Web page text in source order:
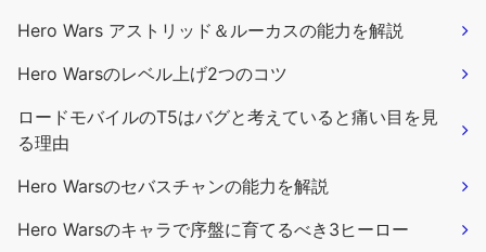
Hero Wars アストリッド＆ルーカスの能力を解説
Hero Warsのレベル上げ2つのコツ
ロードモバイルのT5はバグと考えていると痛い目を見
る理由
Hero Warsのセバスチャンの能力を解説
Hero Warsのキャラで序盤に育てるべき3ヒーロー